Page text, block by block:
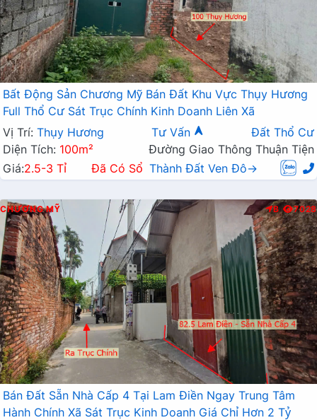
Bất Động Sản Chương Mỹ Bán Đất Khu Vực Thụy Hương
Full Thổ Cư Sát Trục Chính Kinh Doanh Liên Xã
Vị Trí: Thụy Hương Tư Vấn
Đất Thổ Cư
Diện Tích: 100m²
Đường Giao Thông Thuận Tiện
Giá:2.5-3 Tỉ Đã Có Sổ Thành Đất Ven Đô→
CHƯƠNG MỸ B 7028
Bán Đất Sẵn Nhà Cấp 4 Tại Lam Điền Ngay Trung Tâm
Hành Chính Xã Sát Trục Kinh Doanh Giá Chỉ Hơn 2 Tỷ